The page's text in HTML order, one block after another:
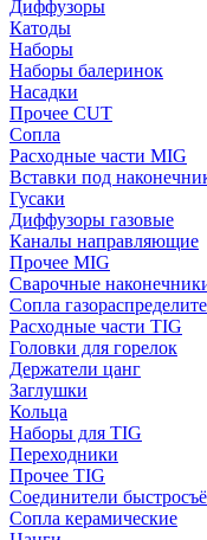
Диффузоры
Катоды
Наборы
Наборы балеринок
Насадки
Прочее CUT
Сопла
Расходные части MIG
Вставки под
Гусаки
Диффузоры газовые
Каналы направляющие
Прочее MIG
Сварочные
Сопла
Расходные части TIG
Головки для горелок
Держатели цанг
Заглушки
Кольца
Наборы для TIG
Переходники
Прочее TIG
Соединители
Сопла керамические